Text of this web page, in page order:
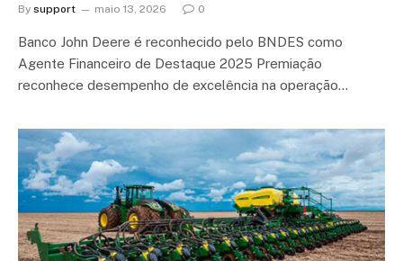
By support maio 13, 2026 0
Banco John Deere é reconhecido pelo BNDES como
Agente Financeiro de Destaque 2025 Premiação
reconhece desempenho de excelência na operação…